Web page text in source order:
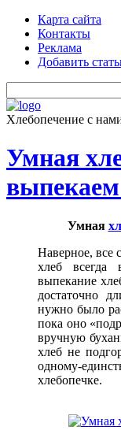
Карта сайта
Контакты
Реклама
Добавить
Хлебопечение с
Умная
Умная
Наверное, все
хлеб всегда
выпекание
достаточно
нужно было
пока оно
вручную
хлеб не
одному-
хлебопечке.